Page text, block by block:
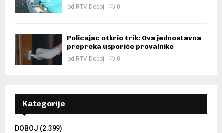
od RTV Doboj 0
Policajac otkrio trik: Ova jednostavna
prepreka usporiće provalnike
od RTV Doboj 0
Kategorije
DOBOJ (2.399)